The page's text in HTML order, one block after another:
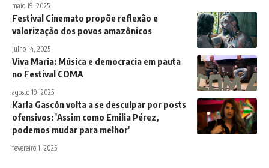
maio 19, 2025
Festival Cinemato propõe reflexão e
valorização dos povos amazônicos
julho 14, 2025
Viva Maria: Música e democracia em pauta
no Festival COMA
agosto 19, 2025
Karla Gascón volta a se desculpar por posts
ofensivos: 'Assim como Emilia Pérez,
podemos mudar para melhor'
fevereiro 1, 2025